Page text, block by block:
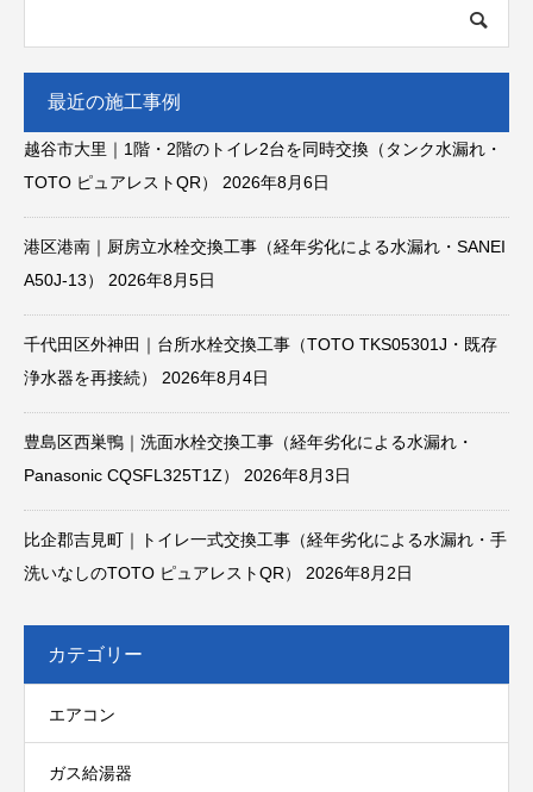
最近の施工事例
越谷市大里｜1階・2階のトイレ2台を同時交換（タンク水漏れ・
TOTO ピュアレストQR）
2026年8月6日
港区港南｜厨房立水栓交換工事（経年劣化による水漏れ・SANEI
A50J-13）
2026年8月5日
千代田区外神田｜台所水栓交換工事（TOTO TKS05301J・既存
浄水器を再接続）
2026年8月4日
豊島区西巣鴨｜洗面水栓交換工事（経年劣化による水漏れ・
Panasonic CQSFL325T1Z）
2026年8月3日
比企郡吉見町｜トイレ一式交換工事（経年劣化による水漏れ・手
洗いなしのTOTO ピュアレストQR）
2026年8月2日
カテゴリー
エアコン
ガス給湯器